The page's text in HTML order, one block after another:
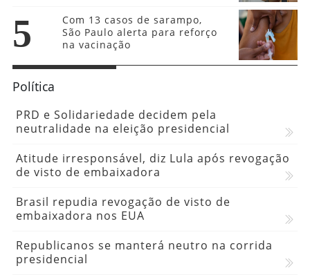
5
Com 13 casos de sarampo,
São Paulo alerta para reforço
na vacinação
Política
PRD e Solidariedade decidem pela
neutralidade na eleição presidencial
Atitude irresponsável, diz Lula após revogação
de visto de embaixadora
Brasil repudia revogação de visto de
embaixadora nos EUA
Republicanos se manterá neutro na corrida
presidencial